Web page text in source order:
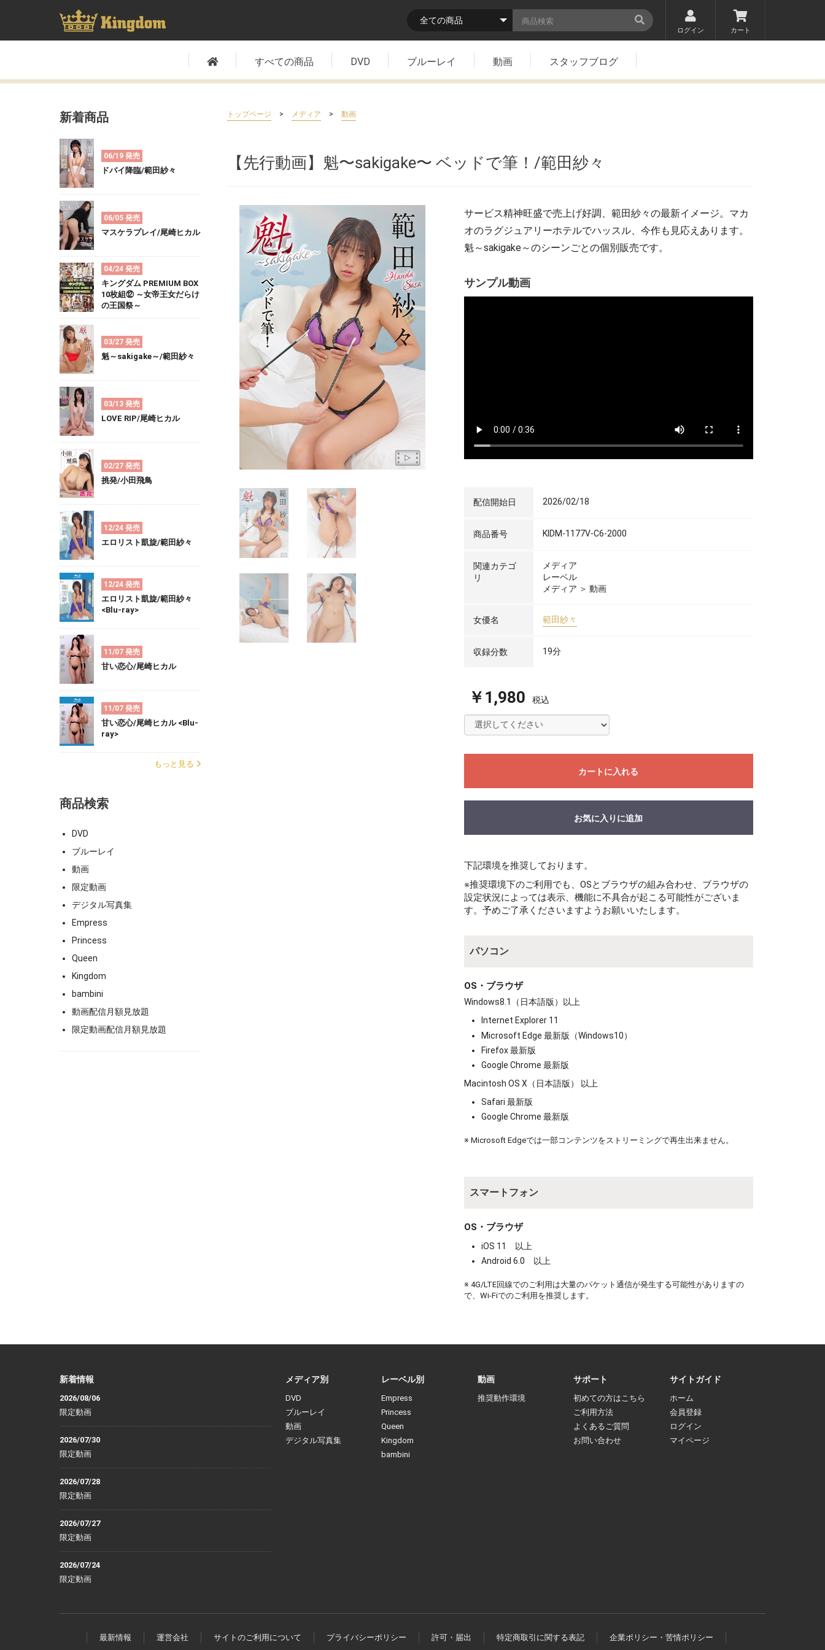
ログイン カート
すべての商品 DVD ブルーレイ 動画 スタッフブログ
新着商品
06/19 発売
ドバイ降臨/範田紗々
06/05 発売
マスケラプレイ/尾崎ヒカル
04/24 発売
キングダム PREMIUM BOX
10枚組⑫ ～女帝王女だらけ
の王国祭～
03/27 発売
魁～sakigake～/範田紗々
03/13 発売
LOVE RIP/尾崎ヒカル
02/27 発売
挑発/小田飛鳥
12/24 発売
エロリスト凱旋/範田紗々
12/24 発売
エロリスト凱旋/範田紗々
<Blu-ray>
11/07 発売
甘い恋心/尾崎ヒカル
11/07 発売
甘い恋心/尾崎ヒカル <Blu-
ray>
もっと見る
商品検索
DVD
ブルーレイ
動画
限定動画
デジタル写真集
Empress
Princess
Queen
Kingdom
bambini
動画配信月額見放題
限定動画配信月額見放題
トップページ > メディア > 動画
【先行動画】魁〜sakigake〜 ベッドで筆！/範田紗々
サービス精神旺盛で売上げ好調、範田紗々の最新イメージ。マカ
オのラグジュアリーホテルでハッスル、今作も見応えあります。
魁～sakigake～のシーンごとの個別販売です。
サンプル動画
配信開始日 2026/02/18
商品番号 KIDM-1177V-C6-2000
関連カテゴ
リ
メディア
レーベル
メディア ＞ 動画
女優名 範田紗々
収録分数 19分
￥1,980 税込
カートに入れる
カートへ進む
お気に入りに追加
下記環境を推奨しております。
※推奨環境下のご利用でも、OSとブラウザの組み合わせ、ブラウザの
設定状況によっては表示、機能に不具合が起こる可能性がございま
す。予めご了承くださいますようお願いいたします。
パソコン
OS・ブラウザ
Windows8.1（日本語版）以上
Internet Explorer 11
Microsoft Edge 最新版（Windows10）
Firefox 最新版
Google Chrome 最新版
Macintosh OS X（日本語版） 以上
Safari 最新版
Google Chrome 最新版
※ Microsoft Edgeでは一部コンテンツをストリーミングで再生出来ません。
スマートフォン
OS・ブラウザ
iOS 11 以上
Android 6.0 以上
※ 4G/LTE回線でのご利用は大量のパケット通信が発生する可能性がありますの
で、Wi-Fiでのご利用を推奨します。
新着情報
2026/08/06
限定動画
2026/07/30
限定動画
2026/07/28
限定動画
2026/07/27
限定動画
2026/07/24
限定動画
メディア別
DVD
ブルーレイ
動画
デジタル写真集
レーベル別
Empress
Princess
Queen
Kingdom
bambini
動画
推奨動作環境
サポート
初めての方はこちら
ご利用方法
よくあるご質問
お問い合わせ
サイトガイド
ホーム
会員登録
ログイン
マイページ
最新情報 運営会社 サイトのご利用について プライバシーポリシー 許可・届出 特定商取引に関する表記 企業ポリシー・苦情ポリシー